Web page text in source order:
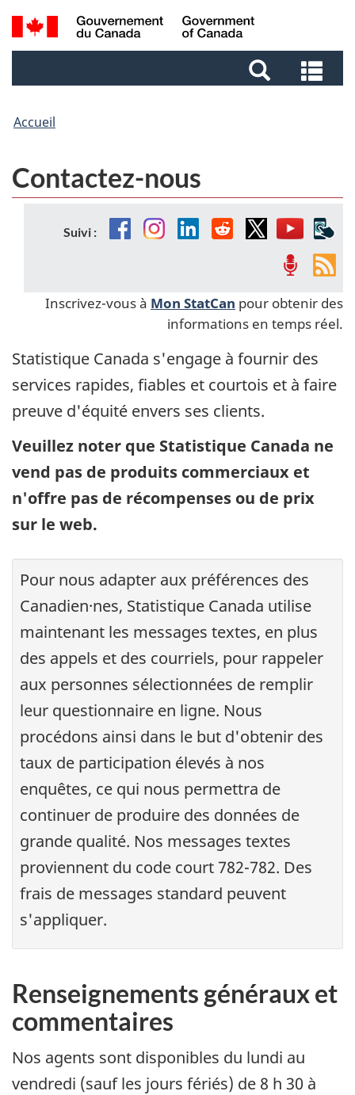
Aller
au
Aller
au
Passer
à
Recherche
et
et
Accueil
Contactez-nous
Suivi : FacebookInstagram
Linkedin
RedditTwitterYouTube
Balados
Fils
Inscrivez-vous à Mon StatCan pour obtenir des
informations en temps réel.
Statistique Canada s'engage à fournir des
services rapides, fiables et courtois et à faire
preuve d'équité envers ses clients.
Veuillez noter que Statistique Canada ne
vend pas de produits commerciaux et
n'offre pas de récompenses ou de prix
sur le web.
Pour nous adapter aux préférences des
Canadien·nes, Statistique Canada utilise
maintenant les messages textes, en plus
des appels et des courriels, pour rappeler
aux personnes sélectionnées de remplir
leur questionnaire en ligne. Nous
procédons ainsi dans le but d'obtenir des
taux de participation élevés à nos
enquêtes, ce qui nous permettra de
continuer de produire des données de
grande qualité. Nos messages textes
proviennent du code court 782-782. Des
frais de messages standard peuvent
s'appliquer.
Renseignements généraux et
commentaires
Nos agents sont disponibles du lundi au
vendredi (sauf les jours fériés) de 8 h 30 à